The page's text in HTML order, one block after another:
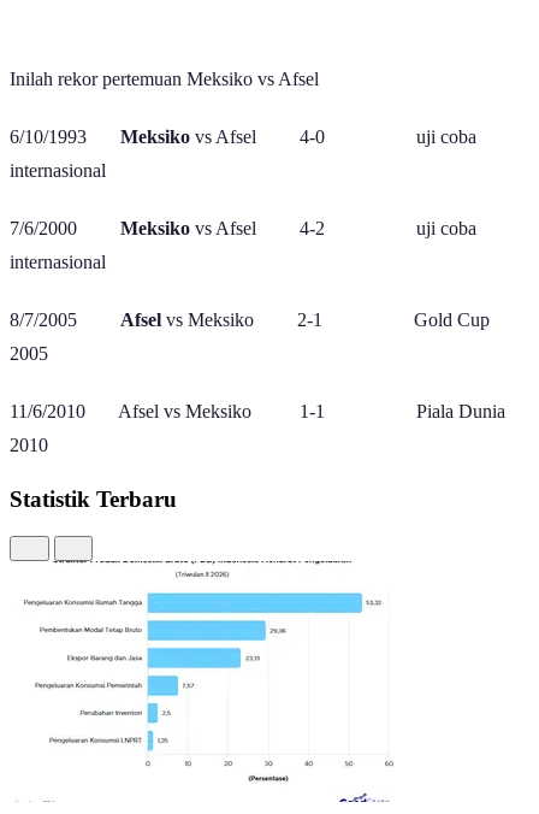
Inilah rekor pertemuan Meksiko vs Afsel
6/10/1993 Meksiko vs Afsel 4-0 uji coba
internasional
7/6/2000 Meksiko vs Afsel 4-2 uji coba
internasional
8/7/2005 Afsel vs Meksiko 2-1 Gold Cup
2005
11/6/2010 Afsel vs Meksiko 1-1 Piala Dunia
2010
Statistik Terbaru